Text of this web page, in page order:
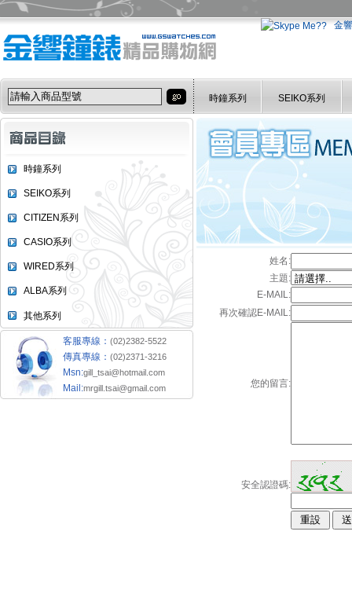
金
時鐘系列 SEIKO系列
時鐘系列
SEIKO系列
CITIZEN系列
CASIO系列
WIRED系列
ALBA系列
其他系列
客服專線： (02)2382-5522
傳真專線： (02)2371-3216
Msn:gill_tsai@hotmail.com
Mail:mrgill.tsai@gmail.com
姓名:
主題:
E-MAIL:
再次確認E-MAIL:
您的留言:
安全認證碼: